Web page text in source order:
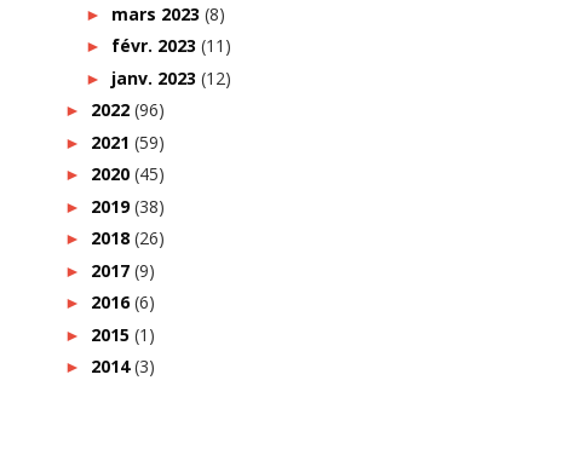
► mars 2023 (8)
► févr. 2023 (11)
► janv. 2023 (12)
► 2022 (96)
► 2021 (59)
► 2020 (45)
► 2019(38)
► 2018 (26)
► 2017 (9)
► 2016(6)
► 2015 (1)
► 2014(3)